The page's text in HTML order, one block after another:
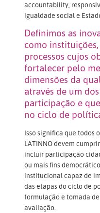
accountability,
igualdade social e
Definimos as
como
processos cujos
fortalecer pelo
dimensões da
através de um
participação e
no ciclo de
Isso significa que todos
LATINNO devem
incluir participação
ou mais fins
institucional capaz de
das etapas do ciclo de
formulação e tomada
avaliação.